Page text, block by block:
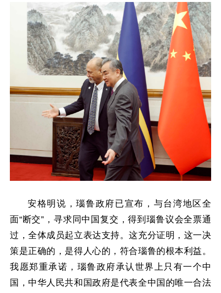
安格明说，瑙鲁政府已宣布，与台湾地区全
面“断交”，寻求同中国复交，得到瑙鲁议会全票通
过，全体成员起立表达支持。这充分证明，这一决
策是正确的，是得人心的，符合瑙鲁的根本利益。
我愿郑重承诺，瑙鲁政府承认世界上只有一个中
国，中华人民共和国政府是代表全中国的唯一合法